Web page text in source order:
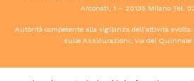
Arconati, 1 – 20135 Milano Tel.
Autorità competente alla vigilanza dell’attività
sulle Assicurazioni, Via del Quirinale